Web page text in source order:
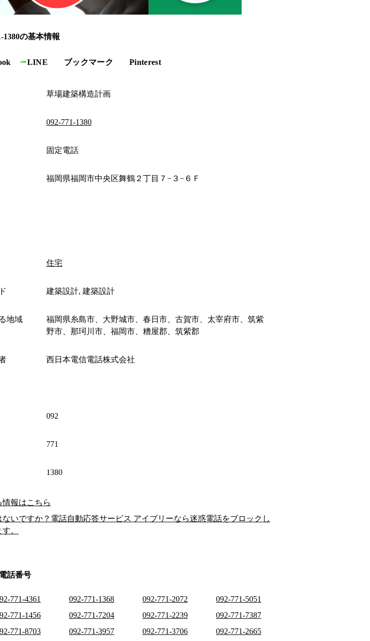
1380の基本情報
LINE ブックマーク Pinterest
草場建築構造計画
092-771-1380
固定電話
福岡県福岡市中央区舞鶴２丁目７−３−６Ｆ
住宅
建築設計, 建築設計
地域
福岡県糸島市、大野城市、春日市、古賀市、太宰府市、筑紫
野市、那珂川市、福岡市、糟屋郡、筑紫郡
西日本電信電話株式会社
092
771
1380
報はこちら
いですか？電話自動応答サービス アイブリーなら迷惑電話をブロックし
。
話番号
771-4361 092-771-1368 092-771-2072
092-771-5051
771-1456 092-771-7204 092-771-2239
092-771-7387
771-8703 092-771-3957 092-771-3706
092-771-2665